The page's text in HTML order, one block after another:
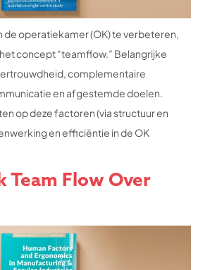
de operatiekamer (OK) te verbeteren,
concept “teamflow.” Belangrijke
complementaire
en afgestemde doelen.
op deze factoren (via structuur en
en efficiëntie in de OK
Team Flow Over